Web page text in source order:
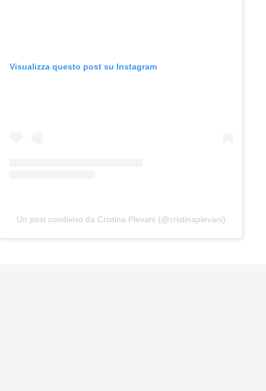
Visualizza questo post su Instagram
Un post condiviso da Cristina Plevani (@cristinaplevani)